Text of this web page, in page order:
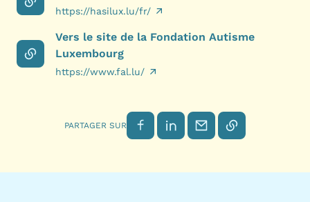
https://hasilux.lu/fr/
Vers le site de la Fondation Autisme
Luxembourg
https://www.fal.lu/
PARTAGER SUR Partager sur Facebook
Partager sur LinkedIn
Envoyer par email
Copier le lien